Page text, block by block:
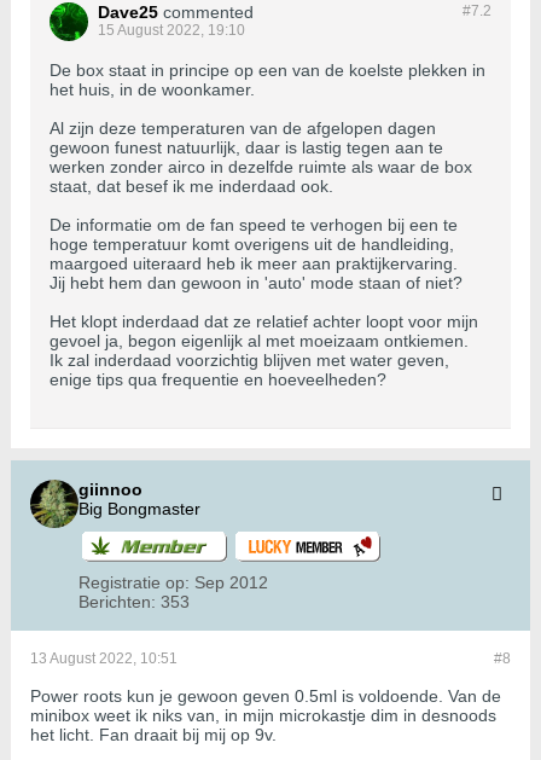
#7.2
Dave25 commented
15 August 2022, 19:10
De box staat in principe op een van de koelste plekken in
het huis, in de woonkamer.
Al zijn deze temperaturen van de afgelopen dagen
gewoon funest natuurlijk, daar is lastig tegen aan te
werken zonder airco in dezelfde ruimte als waar de box
staat, dat besef ik me inderdaad ook.
De informatie om de fan speed te verhogen bij een te
hoge temperatuur komt overigens uit de handleiding,
maargoed uiteraard heb ik meer aan praktijkervaring.
Jij hebt hem dan gewoon in 'auto' mode staan of niet?
Het klopt inderdaad dat ze relatief achter loopt voor mijn
gevoel ja, begon eigenlijk al met moeizaam ontkiemen.
Ik zal inderdaad voorzichtig blijven met water geven,
enige tips qua frequentie en hoeveelheden?
giinnoo
Big Bongmaster
Registratie op: Sep 2012
Berichten: 353
#8
13 August 2022, 10:51
Power roots kun je gewoon geven 0.5ml is voldoende. Van de
minibox weet ik niks van, in mijn microkastje dim in desnoods
het licht. Fan draait bij mij op 9v.